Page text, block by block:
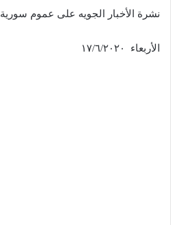
نشرة الأخبار الجويه على عموم سورية
الأربعاء ١٧/٦/٢٠٢٠